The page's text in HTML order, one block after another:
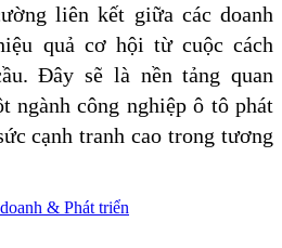
liên kết giữa các doanh
quả cơ hội từ cuộc cách
Đây sẽ là nền tảng quan
ngành công nghiệp ô tô phát
cạnh tranh cao trong tương
& Phát triển